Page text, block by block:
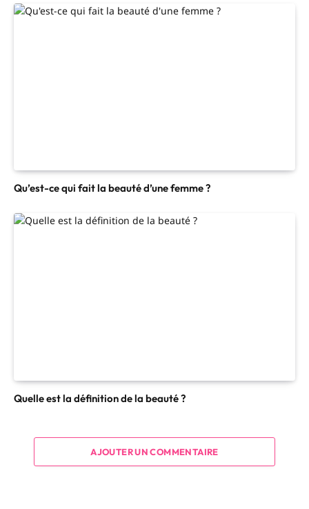
Qu’est-ce qui fait la beauté d’une femme ?
Quelle est la définition de la beauté ?
AJOUTER UN COMMENTAIRE